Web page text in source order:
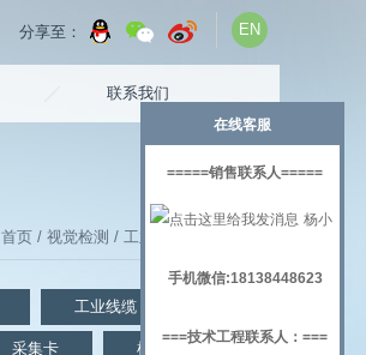
EN
分享至：
联系我们
首页 / 视觉检测 / 工业线缆（视频同轴）
工业线缆
采集卡 机器视觉实验架
在线客服
=====销售联系人=====
杨小
手机微信:18138448623
===技术工程联系人：===